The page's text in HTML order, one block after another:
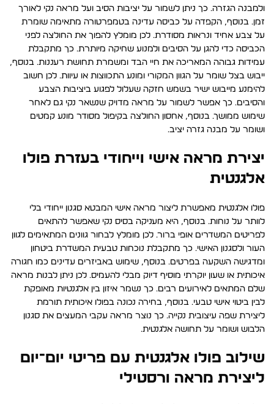
ולמבנה הגזרה. כך ניתן לשמור על יציבות הסיב ועל מראה נקי לאורך
זמן. בנוסף, הקפדה על כביסה עדינה בטמפרטורה מתאימה שומרת
על צבע אחיד ונראות מסודרת. לכן מומלץ להפוך את החולצה לפני
הכביסה כדי להגן על הסיבים ולמנוע שחיקה מיותרת. כך מתקבלת
עמידות גבוהה המאריכה את חיי הבד ומשמרת תחושת רעננות. בנוסף,
ייבוש בצל שומר על הגוון המקורי ומונע התכווצות או עיוות. לכן חשוב
להימנע מייבוש ישיר בשמש חזקה שעלול לפגוע ביציבות הצבע
והסיבים. כך אפשר לשמור על מראה מדויק שנשאר נקי גם לאחר
שימוש ממושך. בנוסף, אחסון החולצה בקיפול מסודר מונע קמטים
ושומר על מבנה גזרה יציב.
יצירת מראה אישי וייחודי בעזרת פולו
אלגנטית
פולו אלגנטית מאפשרת ליצור מראה אישי המבטא סגנון ייחודי בלי
לוותר על נוחות. בנוסף, היא מעניקה בסיס נקי שאפשר להתאים
לפריטים המשדרים אופי ברור. לכן מומלץ לבחור גוונים המתאימים לגוון
העור ולסגנון האישי. כך מתקבלת נוכחות טבעית המשדרת ביטחון
ומדגישה השקעה בפרטים. בנוסף, שימוש באביזרים עדינים כמו חגורה
איכותית או שעון יוקרתי מוסיף דיוק מבלי להעמיס. לכן ניתן לבנות מראה
שלם המתאים לאירועים רבים. כך נשמר איזון בין אלגנטיות מאופקת
לבין ביטוי אישי טבעי. בנוסף, בחירה נכונה בפולו איכותית תורמת
ליצירת שפה עיצובית נקייה. כך נוצר מראה עקבי המעצים את סגנון
הלבוש ושומר על תחושה אלגנטית.
שילוב פולו אלגנטית עם פריטי יום־יום
ליצירת מראה ורסטילי